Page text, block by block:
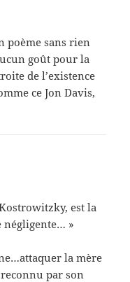
poème sans rien
goût pour la
de l’existence
ce Jon Davis,
est la
»
la mère
par son